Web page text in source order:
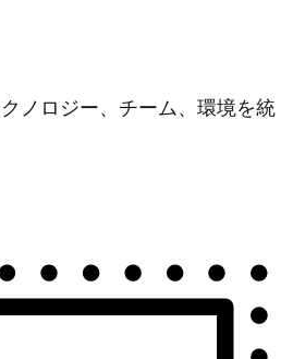
ノロジー、チーム、環境を統